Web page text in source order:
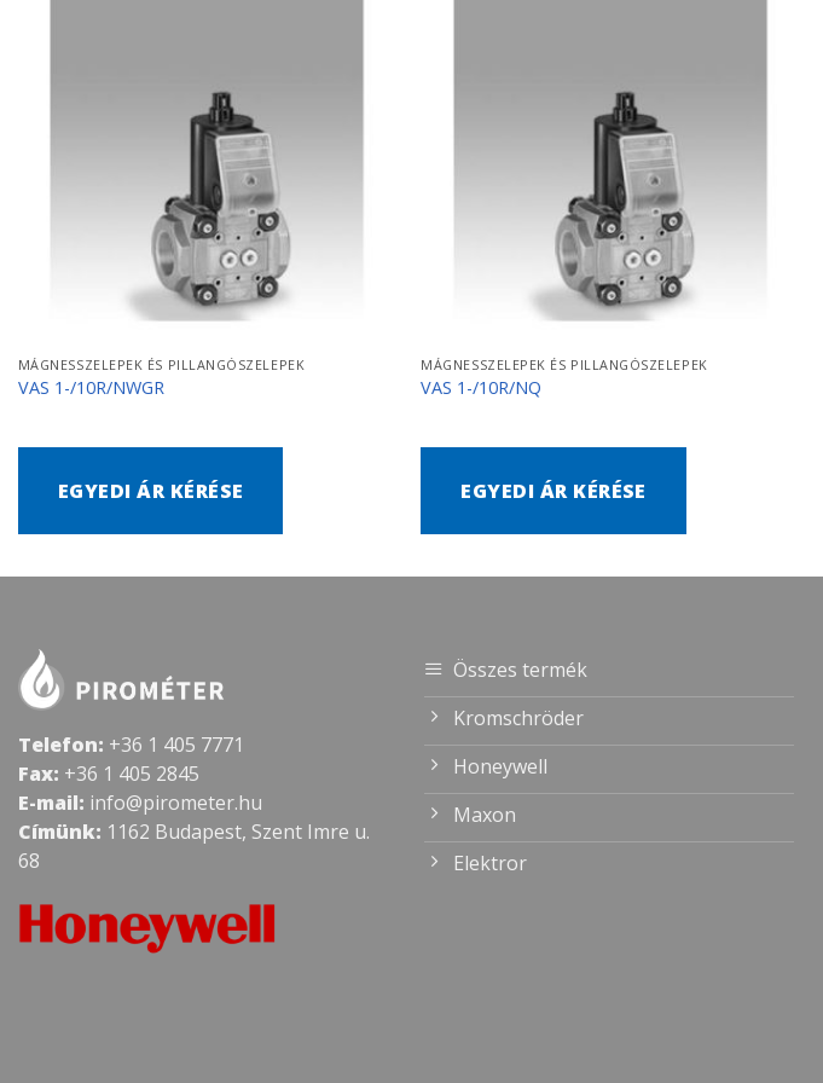
MÁGNESSZELEPEK ÉS PILLANGÓSZELEPEK
VAS 1-/10R/NWGR
EGYEDI ÁR KÉRÉSE
MÁGNESSZELEPEK ÉS PILLANGÓSZELEPEK
VAS 1-/10R/NQ
EGYEDI ÁR KÉRÉSE
Telefon: +36 1 405 7771
Fax: +36 1 405 2845
E-mail: info@pirometer.hu
Címünk: 1162 Budapest, Szent Imre u.
68
Összes termék
Kromschröder
Honeywell
Maxon
Elektror